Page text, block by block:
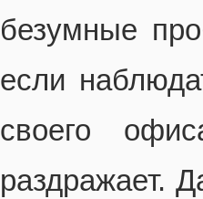
безумные
если
своего
раздражает.